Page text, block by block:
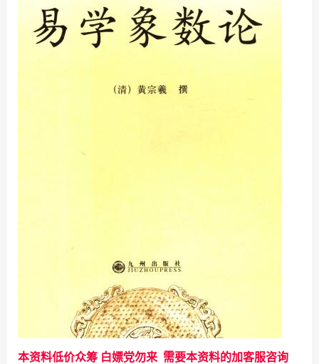
本资料低价众筹 白嫖党勿来 需要本资料的加客服咨询